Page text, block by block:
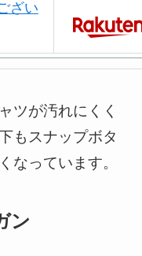
ツが汚れにくく
もスナップボタ
なっています。
ン